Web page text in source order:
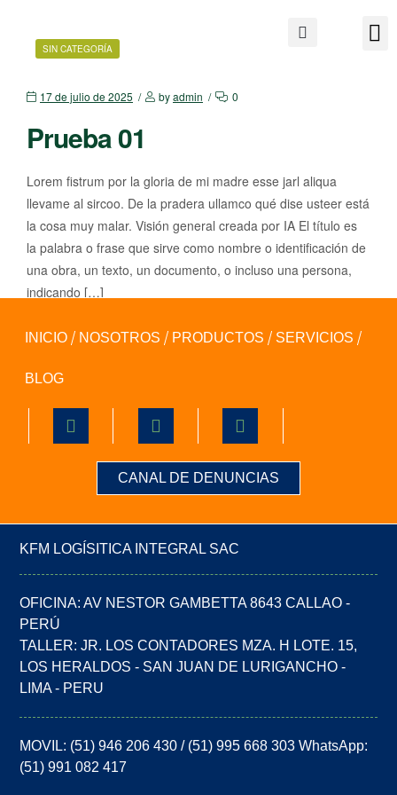
SIN CATEGORÍA
17 de julio de 2025 byadmin 0
Prueba 01
Lorem fistrum por la gloria de mi madre esse jarl aliqua
llevame al sircoo. De la pradera ullamco qué dise usteer está
la cosa muy malar. Visión general creada por IA El título es
la palabra o frase que sirve como nombre o identificación de
una obra, un texto, un documento, o incluso una persona,
indicando […]
Read More
INICIO NOSOTROS PRODUCTOS SERVICIOS
BLOG
CANAL DE DENUNCIAS
KFM LOGÍSITICA INTEGRAL SAC
OFICINA: AV NESTOR GAMBETTA 8643 CALLAO -
PERÚ
TALLER: JR. LOS CONTADORES MZA. H LOTE. 15,
LOS HERALDOS - SAN JUAN DE LURIGANCHO -
LIMA - PERU
MOVIL: (51) 946 206 430 / (51) 995 668 303 WhatsApp:
(51) 991 082 417